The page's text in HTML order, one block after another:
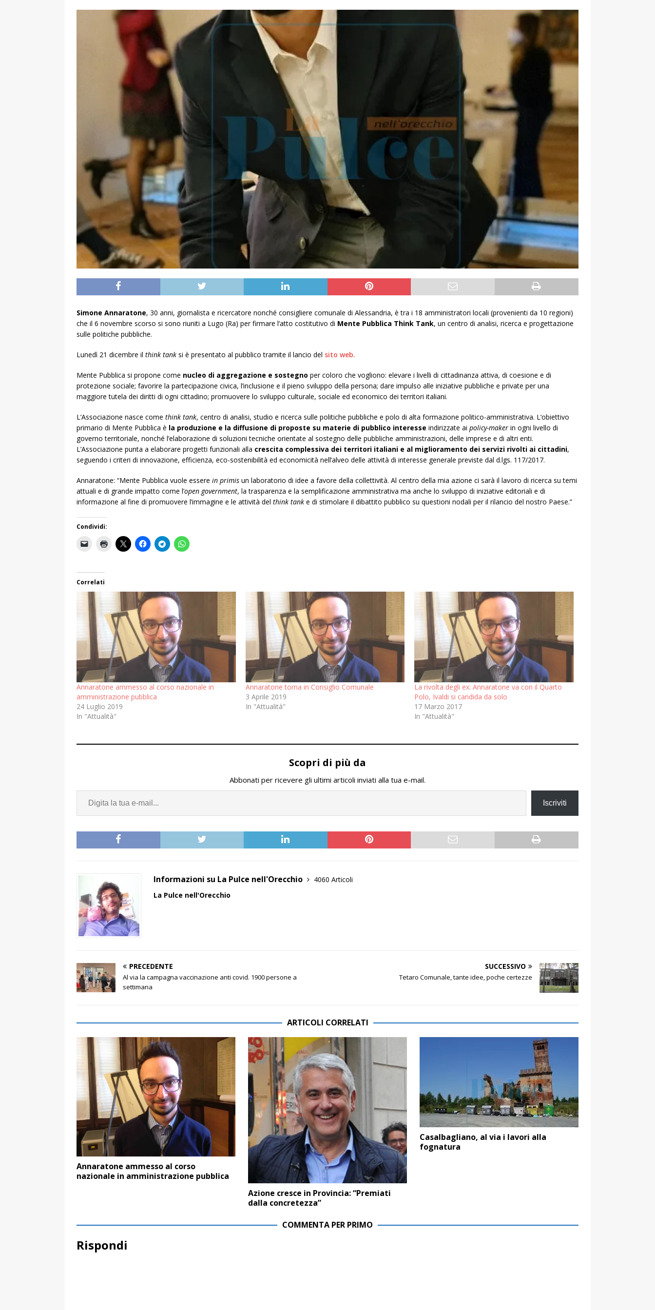
Simone Annaratone, 30 anni, giornalista e ricercatore nonché consigliere comunale di Alessandria, è tra i 18 amministratori locali (provenienti da 10 regioni)
che il 6 novembre scorso si sono riuniti a Lugo (Ra) per firmare l’atto costitutivo di Mente Pubblica Think Tank, un centro di analisi, ricerca e progettazione
sulle politiche pubbliche.
Lunedì 21 dicembre il think tank si è presentato al pubblico tramite il lancio del sito web.
Mente Pubblica si propone come nucleo di aggregazione e sostegno per coloro che vogliono: elevare i livelli di cittadinanza attiva, di coesione e di
protezione sociale; favorire la partecipazione civica, l’inclusione e il pieno sviluppo della persona; dare impulso alle iniziative pubbliche e private per una
maggiore tutela dei diritti di ogni cittadino; promuovere lo sviluppo culturale, sociale ed economico dei territori italiani.
L’Associazione nasce come think tank, centro di analisi, studio e ricerca sulle politiche pubbliche e polo di alta formazione politico-amministrativa. L’obiettivo
primario di Mente Pubblica è la produzione e la diffusione di proposte su materie di pubblico interesse indirizzate ai policy-maker in ogni livello di
governo territoriale, nonché l’elaborazione di soluzioni tecniche orientate al sostegno delle pubbliche amministrazioni, delle imprese e di altri enti.
L’Associazione punta a elaborare progetti funzionali alla crescita complessiva dei territori italiani e al miglioramento dei servizi rivolti ai cittadini,
seguendo i criteri di innovazione, efficienza, eco-sostenibilità ed economicità nell’alveo delle attività di interesse generale previste dal d.lgs. 117/2017.
Annaratone: “Mente Pubblica vuole essere in primis un laboratorio di idee a favore della collettività. Al centro della mia azione ci sarà il lavoro di ricerca su temi
attuali e di grande impatto come l’open government, la trasparenza e la semplificazione amministrativa ma anche lo sviluppo di iniziative editoriali e di
informazione al fine di promuovere l’immagine e le attività del think tank e di stimolare il dibattito pubblico su questioni nodali per il rilancio del nostro Paese.”
Condividi:
Correlati
Annaratone ammesso al corso nazionale in
amministrazione pubblica
24 Luglio 2019
In "Attualità"
Annaratone torna in Consiglio Comunale
3 Aprile 2019
In "Attualità"
La rivolta degli ex: Annaratone va con il Quarto
Polo, Ivaldi si candida da solo
17 Marzo 2017
In "Attualità"
Scopri di più da
Abbonati per ricevere gli ultimi articoli inviati alla tua e-mail.
Iscriviti
Informazioni su La Pulce nell'Orecchio
4060 Articoli
La Pulce nell'Orecchio
PRECEDENTE
Al via la campagna vaccinazione anti covid. 1900 persone a
settimana
SUCCESSIVO
Tetaro Comunale, tante idee, poche certezze
ARTICOLI CORRELATI
Annaratone ammesso al corso
nazionale in amministrazione pubblica
Azione cresce in Provincia: “Premiati
dalla concretezza”
Casalbagliano, al via i lavori alla
fognatura
COMMENTA PER PRIMO
Rispondi